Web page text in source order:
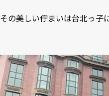
その美しい佇まいは台北っ子